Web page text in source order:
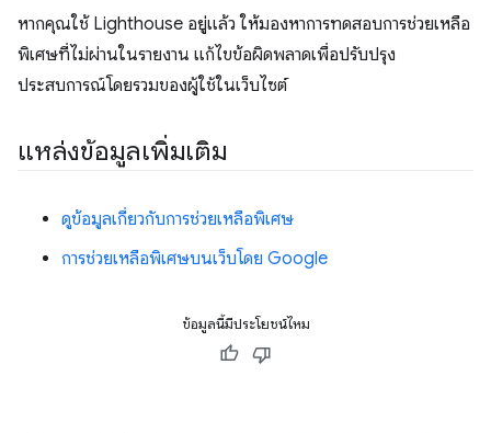
หากคุณใช้ Lighthouse อยู่แล้ว ให้มองหาการทดสอบการช่วยเหลือ
พิเศษที่ไม่ผ่านในรายงาน แก้ไขข้อผิดพลาดเพื่อปรับปรุง
ประสบการณ์โดยรวมของผู้ใช้ในเว็บไซต์
แหล่งข้อมูลเพิ่มเติม
ดูข้อมูลเกี่ยวกับการช่วยเหลือพิเศษ
การช่วยเหลือพิเศษบนเว็บโดย Google
ข้อมูลนี้มีประโยชน์ไหม